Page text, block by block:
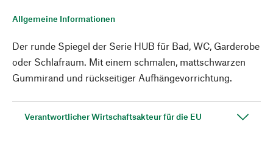
Allgemeine Informationen
Der runde Spiegel der Serie HUB für Bad, WC, Garderobe
oder Schlafraum. Mit einem schmalen, mattschwarzen
Gummirand und rückseitiger Aufhängevorrichtung.
Verantwortlicher Wirtschaftsakteur für die EU